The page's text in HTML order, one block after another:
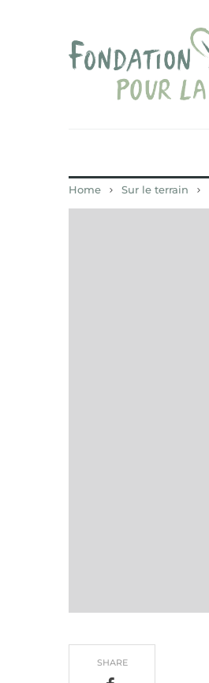
Home Sur le terrain
SHARE